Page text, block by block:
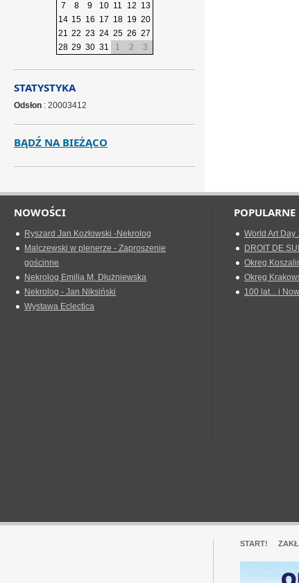
7
8 9 10 11 12 13
14 15 16 17 18 19 20
21 22 23 24 25 26 27
28 29 30 31 1 2 3
STATYSTYKA
Odsłon : 20003412
BĄDŹ NA BIEŻĄCO
NOWOŚCI
Ryszard Jan Kozłowski -Nekrolog
Malczewski w plenerze - Zaproszenie
gościnne
Nekrolog Emilia M. Dłużniewska
Nekrolog - Jan Niksiński
Wystawa Eclectica
POPULARNE
World Art Day
DROIT DE
Okreg
Okręg
100 lat... i
START!